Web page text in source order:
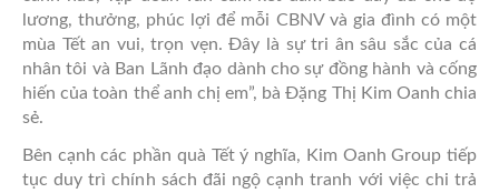
lương, thưởng, phúc lợi để mỗi CBNV và gia đình có một
mùa Tết an vui, trọn vẹn. Đây là sự tri ân sâu sắc của cá
nhân tôi và Ban Lãnh đạo dành cho sự đồng hành và cống
hiến của toàn thể anh chị em”, bà Đặng Thị Kim Oanh chia
sẻ.
Bên cạnh các phần quà Tết ý nghĩa, Kim Oanh Group tiếp
tục duy trì chính sách đãi ngộ cạnh tranh với việc chi trả